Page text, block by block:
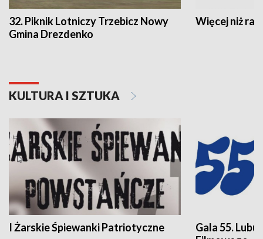
32. Piknik Lotniczy Trzebicz Nowy
Gmina Drezdenko
Więcej niż rajd
KULTURA I SZTUKA
I Żarskie Śpiewanki Patriotyczne
Gala 55.